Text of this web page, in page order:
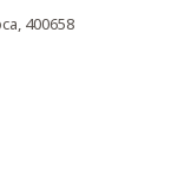
400658